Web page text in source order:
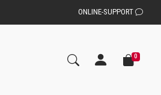
ONLINE-SUPPORT
0